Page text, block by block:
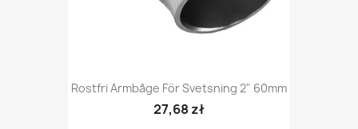
Rostfri Armbåge För Svetsning 2" 60mm
27,68 zł